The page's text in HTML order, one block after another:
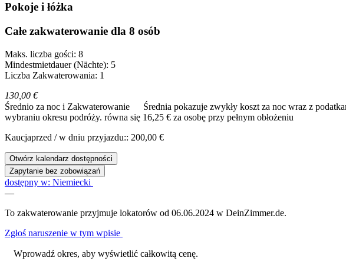
Pokoje i łóżka
Całe zakwaterowanie dla 8 osób
Maks. liczba gości: 8
Mindestmietdauer (Nächte): 5
Liczba Zakwaterowania: 1
130,00 €
Średnio za noc i Zakwaterowanie
Średnia pokazuje zwykły koszt za noc wraz z
wybraniu okresu podróży. równa się 16,25 € za osobę przy pełnym obłożeniu
Kaucjaprzed / w dniu przyjazdu:: 200,00 €
Otwórz kalendarz dostępności
Zapytanie bez zobowiązań
dostępny w: Niemiecki
—
To zakwaterowanie przyjmuje lokatorów od 06.06.2024 w DeinZimmer.de.
Zgłoś naruszenie w tym wpisie
Wprowadź okres, aby wyświetlić całkowitą cenę.